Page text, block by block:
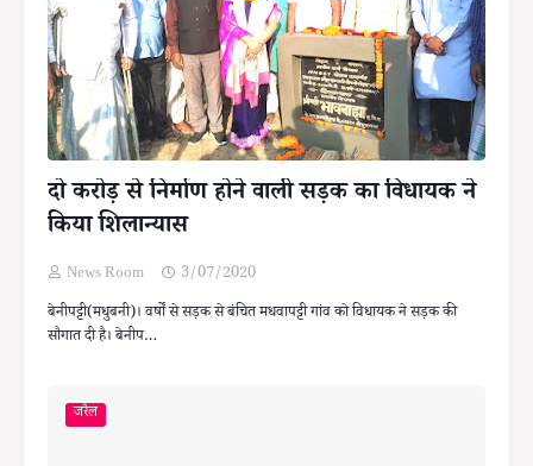
दो करोड़ से निर्माण होने वाली सड़क का विधायक ने
किया शिलान्यास
News Room
3/07/2020
बेनीपट्टी(मधुबनी)। वर्षों से सड़क से बंचित मधवापट्टी गांव को विधायक ने सड़क की
सौगात दी है। बेनीप…
जरैल